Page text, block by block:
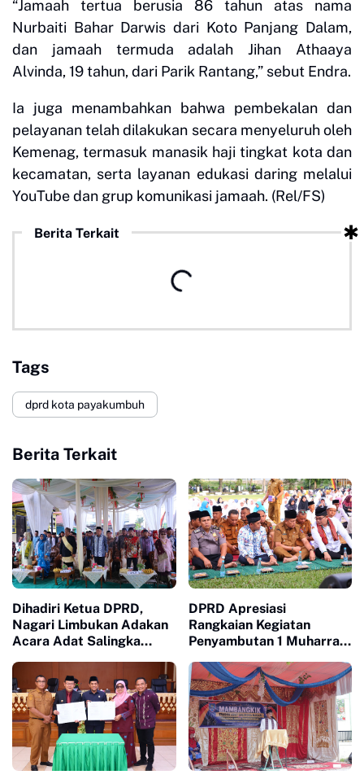
“Jamaah tertua berusia 86 tahun atas nama
Nurbaiti Bahar Darwis dari Koto Panjang Dalam,
dan jamaah termuda adalah Jihan Athaaya
Alvinda, 19 tahun, dari Parik Rantang,” sebut Endra.
Ia juga menambahkan bahwa pembekalan dan
pelayanan telah dilakukan secara menyeluruh oleh
Kemenag, termasuk manasik haji tingkat kota dan
kecamatan, serta layanan edukasi daring melalui
YouTube dan grup komunikasi jamaah. (Rel/FS)
Berita Terkait
Tags
dprd kota payakumbuh
Berita Terkait
Dihadiri Ketua DPRD,
Nagari Limbukan Adakan
Acara Adat Salingka
Manjapuik Sumando
DPRD Apresiasi
Rangkaian Kegiatan
Penyambutan 1 Muharram